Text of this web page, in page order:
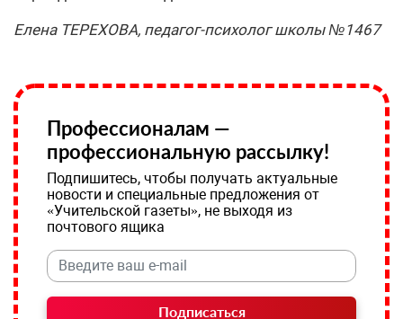
Елена ТЕРЕХОВА, педагог-психолог школы №1467
Профессионалам —
профессиональную рассылку!
Подпишитесь, чтобы получать актуальные
новости и специальные предложения от
«Учительской газеты», не выходя из
почтового ящика
Подписаться